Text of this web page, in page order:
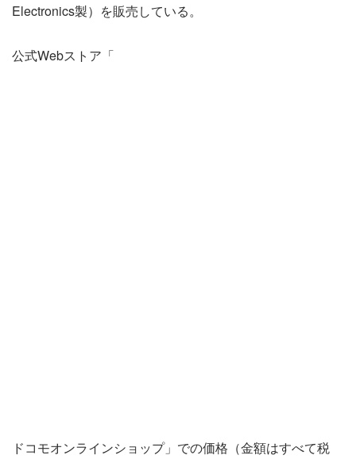
Electronics製）を販売している。
公式Webストア「
ドコモオンラインショップ」での価格（金額はすべて税